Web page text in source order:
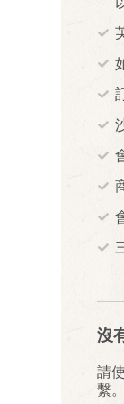
沒
請
繫。